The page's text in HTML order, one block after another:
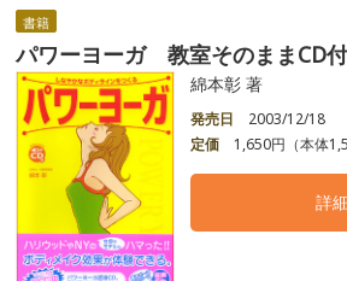
書籍
パワーヨーガ 教室そのままCD
綿本彰 著
発売日
2003/12/18
定価
1,650円（本体
詳